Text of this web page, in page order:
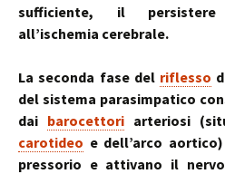
sufficiente, il persistere
all’ischemia cerebrale.
La seconda fase del riflesso
del sistema parasimpatico
dai barocettori arteriosi
carotideo e dell’arco
pressorio e attivano il